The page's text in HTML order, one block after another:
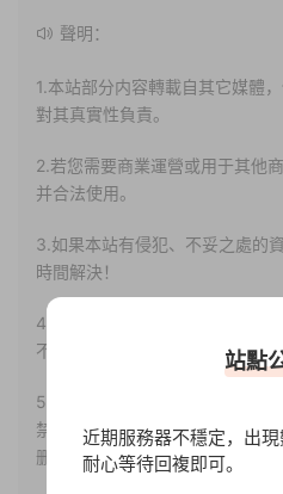
聲明：
1.本站部分内容轉載自其它媒體
對其真實性負責。
2.若您需要商業運營或用于其他
并合法使用。
3.如果本站有侵犯、不妥之處的
時間解決！
4.本站部分内容均由互聯網收集
不存在任何商業目的與商業用途
5.本站提供的所有資源僅供參考
禁止下載本站資源參與任何商業
删除!
站點
近期服務器不穩定，出
耐心等待回複即可。